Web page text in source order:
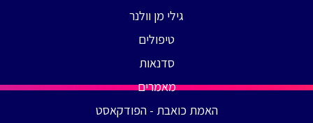
גילי מן וולנר
טיפולים
סדנאות
מאמרים
האמת כואבת - הפודקאסט